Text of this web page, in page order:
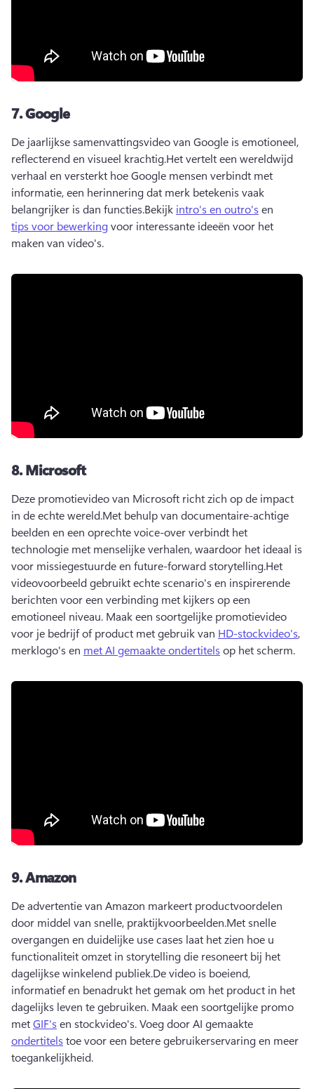
7.Google
De jaarlijkse samenvattingsvideo van Google is emotioneel,
reflecterend en visueel krachtig.Het vertelt een wereldwijd
verhaal en versterkt hoe Google mensen verbindt met
informatie, een herinnering dat merk betekenis vaak
belangrijker is dan functies.Bekijk intro's en outro's en
tips voor bewerking voor interessante ideeën voor het
maken van video's.
8.Microsoft
Deze promotievideo van Microsoft richt zich op de impact
in de echte wereld.Met behulp van documentaire-achtige
beelden en een oprechte voice-over verbindt het
technologie met menselijke verhalen, waardoor het ideaal is
voor missiegestuurde en future-forward storytelling.Het
videovoorbeeld gebruikt echte scenario's en inspirerende
berichten voor een verbinding met kijkers op een
emotioneel niveau. Maak een soortgelijke promotievideo
voor je bedrijf of product met gebruik van HD-stockvideo's,
merklogo's en met AI gemaakte ondertitels op het scherm.
9.Amazon
De advertentie van Amazon markeert productvoordelen
door middel van snelle, praktijkvoorbeelden.Met snelle
overgangen en duidelijke use cases laat het zien hoe u
functionaliteit omzet in storytelling die resoneert bij het
dagelijkse winkelend publiek.De video is boeiend,
informatief en benadrukt het gemak om het product in het
dagelijks leven te gebruiken. Maak een soortgelijke promo
met GIF's en stockvideo's. Voeg door AI gemaakte
ondertitels toe voor een betere gebruikerservaring en meer
toegankelijkheid.